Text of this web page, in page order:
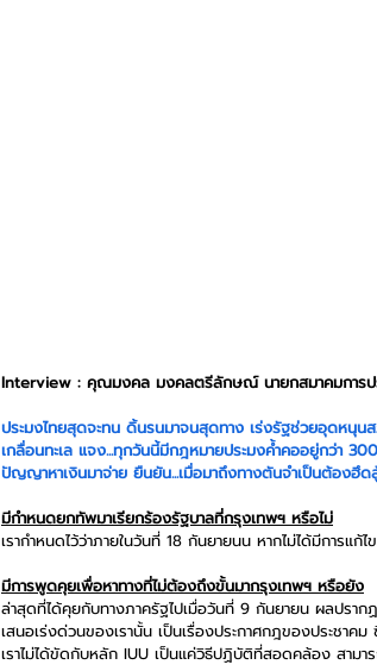
Interview : คุณมงคล มงคลตรีลักษณ์ นายกสมาคมการป
ประมงไทยสุดจะทน ดิ้นรนมาจนสุดทาง เร่งรัฐช่วยอุดหนุ
เกลื่อนทะเล แจง...ทุกวันนี้มีกฎหมายประมงค้ำคออยู่กว่า
ปัญญาหาเงินมาจ่าย ยืนยัน...เมื่อมาถึงทางตันจำเป็นต้องฮึ
มีกำหนดยกทัพมาเรียกร้องรัฐบาลที่กรุงเทพฯ หรือไม่
เรากำหนดไว้ว่าภายในวันที่ 18 กันยายนน หากไม่ได้มีการแก้
มีการพูดคุยเพื่อหาทางที่ไม่ต้องถึงขั้นมากรุงเทพฯ หรือยัง
ล่าสุดที่ได้คุยกับทางภาครัฐไปเมื่อวันที่ 9 กันยายน ผลปราก
เสนอเร่งด่วนของเรานั้น เป็นเรื่องประกาศกฎของประชาค
เราไม่ได้ขัดกับหลัก IUU เป็นแค่วิธีปฏิบัติที่สอดคล้อง สามา